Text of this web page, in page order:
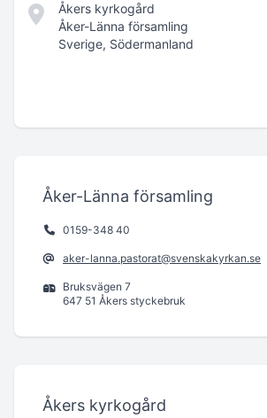
Åkers kyrkogård
Åker-Länna församling
Sverige, Södermanland
Åker-Länna församling
0159-348 40
aker-lanna.pastorat@svenskakyrkan.se
Bruksvägen 7
647 51 Åkers styckebruk
Åkers kyrkogård